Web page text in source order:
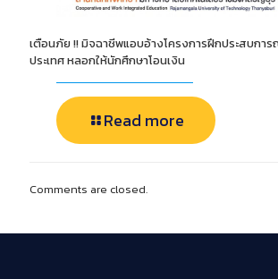
เตือนภัย !! มิจฉาชีพแอบอ้างโครงการฝึกประสบกา
ประเทศ หลอกให้นักศึกษาโอนเงิน
Read more
Comments are closed.